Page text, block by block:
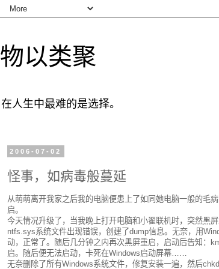
物以类聚
在人生中最难的是选择。
2006-07-02
怪事，如病毒般蔓延
从萌萌离开我家之后我的电脑便患上了如同她电脑一般的毛
启。
今天情况升级了，当我晚上打开电脑和小翟联机时，突然黑
ntfs.sys系统文件出现错误，创建了dump信息。无奈，用
动，正常了。随后几分钟之内再次黑屏重启，启动后告知：
启。随后便无法启动，卡死在Windows启动屏幕……
无奈删除了所有Windows系统文件，修复安装一遍，然后